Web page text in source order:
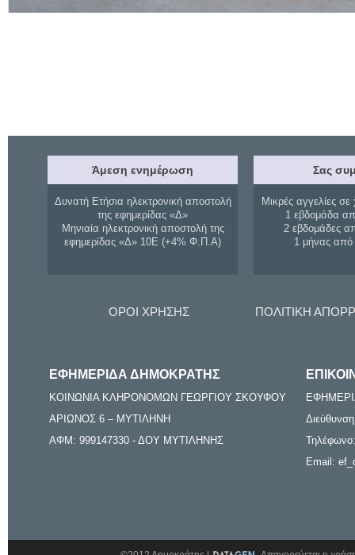
Άμεση ενημέρωση
Δυνατή Ετήσια ηλεκτρονική αποστολή
της εφημερίδας «Δ»
Μηνιαία ηλεκτρονική αποστολή της
εφημερίδας «Δ» 10Ε (+4% Φ.Π.Α)
Σας
Μικρές αγγελίες σε
1 εβδομάδα
2 εβδομάδες
1 μήνας
ΟΡΟΙ ΧΡΗΣΗΣ ΠΟΛΙΤΙΚΗ
ΕΦΗΜΕΡΙΔΑ ΔΗΜΟΚΡΑΤΗΣ
ΚΟΙΝΩΝΙΑ ΚΛΗΡΟΝΟΜΩΝ ΓΕΩΡΓΙΟΥ ΣΚΟΥΦΟΥ
ΑΡΙΩΝΟΣ 6 – ΜΥΤΙΛΗΝΗ
ΑΦΜ: 999147330 - ΔΟΥ ΜΥΤΙΛΗΝΗΣ
Email: